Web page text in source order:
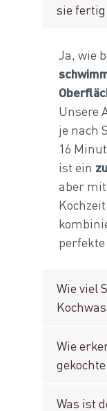
sie
Ja, wie
Unsere
je nach
16
ist ein
aber
Wie viel
Wie
Was ist